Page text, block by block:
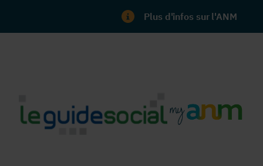
Plus d'infos sur l'ANM